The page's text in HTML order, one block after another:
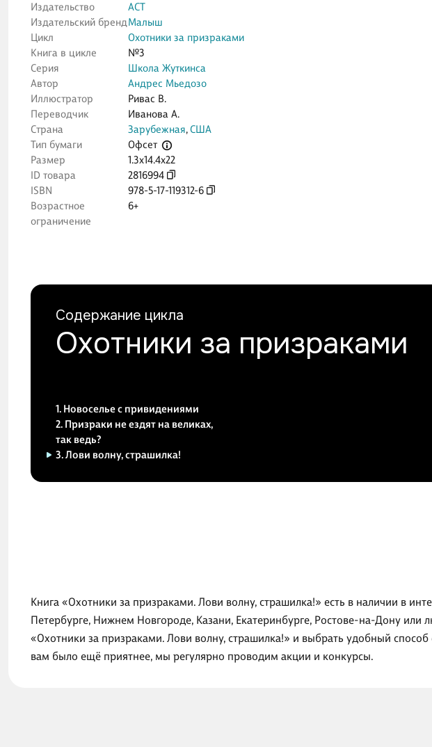
Издательство
АСТ
Издательский брендМалыш
Цикл
Охотники за призраками
Книга в цикле
№3
Серия
Школа Жуткинса
Автор
Андрес Мьедозо
Иллюстратор
Ривас В.
Переводчик
Иванова А.
Страна
Зарубежная,США
Тип бумаги
Офсет
Размер
1.3x14.4x22
ID товара
2816994
ISBN
978-5-17-119312-6
Возрастное
ограничение
6+
Содержание цикла
Охотники за призраками
1. Новоселье с привидениями
2. Призраки не ездят на великах,
так ведь?
3. Лови волну, страшилка!
Книга «Охотники за призраками. Лови волну, страшилка!» есть в наличии в
Петербурге, Нижнем Новгороде, Казани, Екатеринбурге, Ростове-на-Дону
«Охотники за призраками. Лови волну, страшилка!» и выбрать удобный
вам было ещё приятнее, мы регулярно проводим акции и конкурсы.